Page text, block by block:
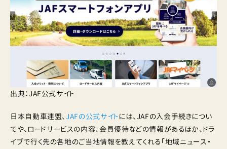
出典：JAF公式サイト
日本自動車連盟、JAFの公式サイトには、JAFの入会手続きについ
てや、ロードサービスの内容、会員優待などの情報があるほか、ドラ
イブで行く先の各地のご当地情報を教えてくれる「地域ニュース・